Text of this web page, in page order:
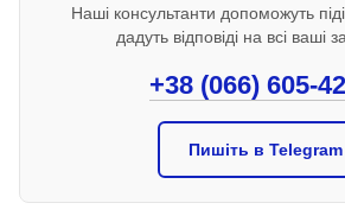
Наші консультанти допоможуть
дадуть відповіді на всі ваші
+38 (066) 605-
Пишіть в Telegram